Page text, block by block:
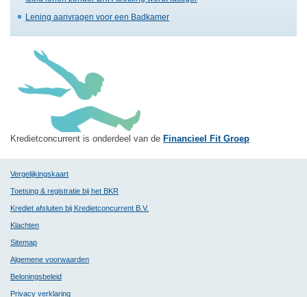
Lening aanvragen voor een Badkamer
Kredietconcurrent is onderdeel van de Financieel Fit Groep
Vergelijkingskaart
Toetsing & registratie bij het BKR
Krediet afsluiten bij Kredietconcurrent B.V.
Klachten
Sitemap
Algemene voorwaarden
Beloningsbeleid
Privacy verklaring